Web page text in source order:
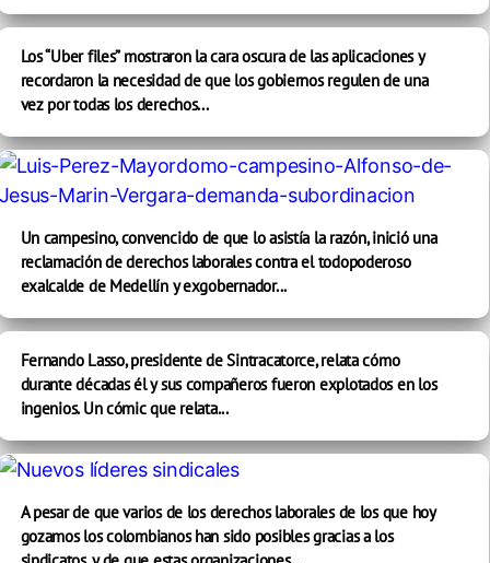
Los “Uber files” mostraron la cara oscura de las aplicaciones y
recordaron la necesidad de que los gobiernos regulen de una
vez por todas los derechos...
Un campesino, convencido de que lo asistía la razón, inició una
reclamación de derechos laborales contra el todopoderoso
exalcalde de Medellín y exgobernador...
Fernando Lasso, presidente de Sintracatorce, relata cómo
durante décadas él y sus compañeros fueron explotados en los
ingenios. Un cómic que relata...
A pesar de que varios de los derechos laborales de los que hoy
gozamos los colombianos han sido posibles gracias a los